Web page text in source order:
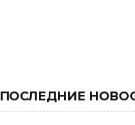
ПОСЛЕДНИЕ